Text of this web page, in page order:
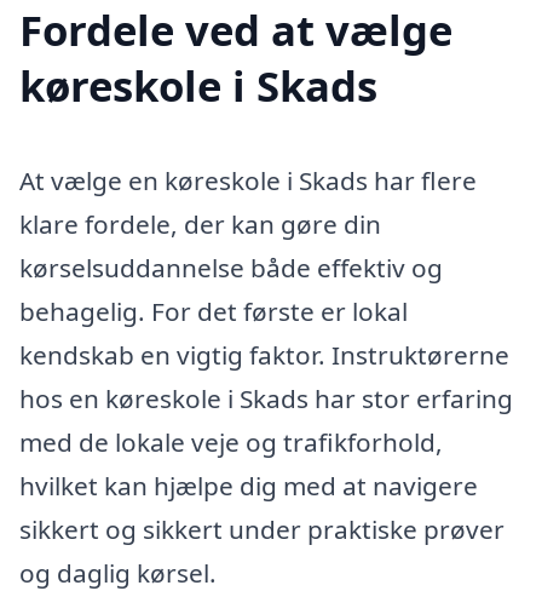
Fordele ved at vælge
køreskole i Skads
At vælge en køreskole i Skads har flere
klare fordele, der kan gøre din
kørselsuddannelse både effektiv og
behagelig. For det første er lokal
kendskab en vigtig faktor. Instruktørerne
hos en køreskole i Skads har stor erfaring
med de lokale veje og trafikforhold,
hvilket kan hjælpe dig med at navigere
sikkert og sikkert under praktiske prøver
og daglig kørsel.